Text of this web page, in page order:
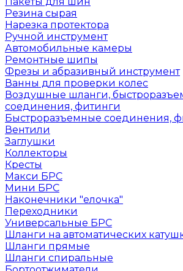
Резина сырая
Нарезка протектора
Ручной инструмент
Автомобильные камеры
Ремонтные шипы
Фрезы и абразивный инструмент
Ванны для проверки колес
Воздушные шланги,
соединения, фитинги
Быстроразъемные соединения,
Вентили
Заглушки
Коллекторы
Кресты
Макси БРС
Мини БРС
Наконечники "елочка"
Переходники
Универсальные БРС
Шланги на автоматических
Шланги прямые
Шланги спиральные